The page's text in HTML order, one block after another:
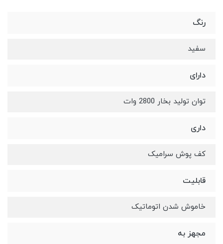
رنگ
سفید
دارای
توان تولید بخار 2800 وات
داری
کف پوش سرامیک
قابلیت
خاموش شدن اتوماتیک
مجهز به